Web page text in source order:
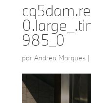
985_0
por Andrea Marques |